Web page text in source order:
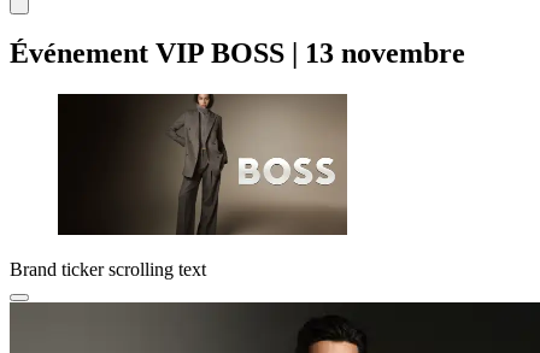
Événement VIP BOSS | 13 novembre
Brand ticker scrolling text